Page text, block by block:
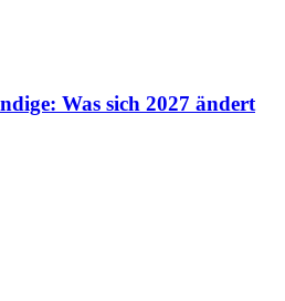
Was sich 2027 ändert